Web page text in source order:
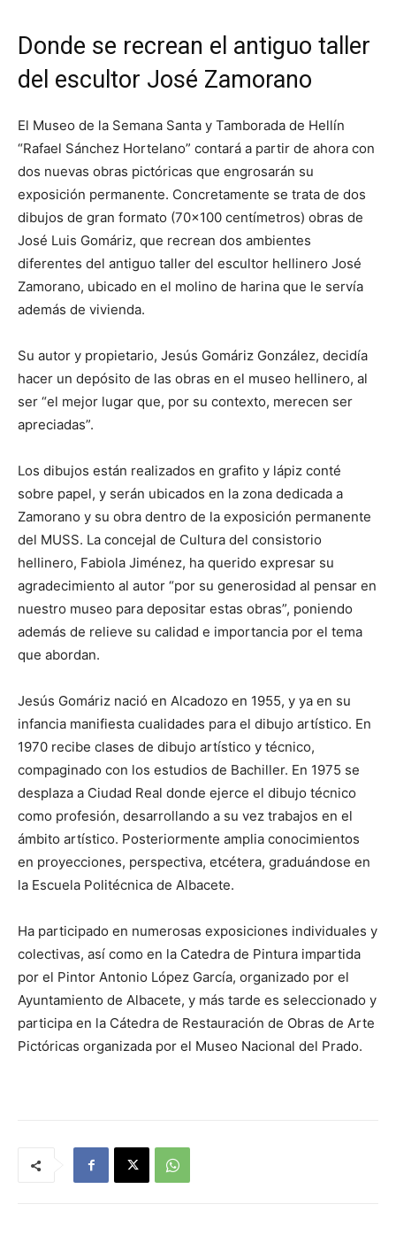
Donde se recrean el antiguo taller
del escultor José Zamorano
El Museo de la Semana Santa y Tamborada de Hellín
“Rafael Sánchez Hortelano” contará a partir de ahora con
dos nuevas obras pictóricas que engrosarán su
exposición permanente. Concretamente se trata de dos
dibujos de gran formato (70×100 centímetros) obras de
José Luis Gomáriz, que recrean dos ambientes
diferentes del antiguo taller del escultor hellinero José
Zamorano, ubicado en el molino de harina que le servía
además de vivienda.
Su autor y propietario, Jesús Gomáriz González, decidía
hacer un depósito de las obras en el museo hellinero, al
ser “el mejor lugar que, por su contexto, merecen ser
apreciadas”.
Los dibujos están realizados en grafito y lápiz conté
sobre papel, y serán ubicados en la zona dedicada a
Zamorano y su obra dentro de la exposición permanente
del MUSS. La concejal de Cultura del consistorio
hellinero, Fabiola Jiménez, ha querido expresar su
agradecimiento al autor “por su generosidad al pensar en
nuestro museo para depositar estas obras”, poniendo
además de relieve su calidad e importancia por el tema
que abordan.
Jesús Gomáriz nació en Alcadozo en 1955, y ya en su
infancia manifiesta cualidades para el dibujo artístico. En
1970 recibe clases de dibujo artístico y técnico,
compaginado con los estudios de Bachiller. En 1975 se
desplaza a Ciudad Real donde ejerce el dibujo técnico
como profesión, desarrollando a su vez trabajos en el
ámbito artístico. Posteriormente amplia conocimientos
en proyecciones, perspectiva, etcétera, graduándose en
la Escuela Politécnica de Albacete.
Ha participado en numerosas exposiciones individuales y
colectivas, así como en la Catedra de Pintura impartida
por el Pintor Antonio López García, organizado por el
Ayuntamiento de Albacete, y más tarde es seleccionado y
participa en la Cátedra de Restauración de Obras de Arte
Pictóricas organizada por el Museo Nacional del Prado.